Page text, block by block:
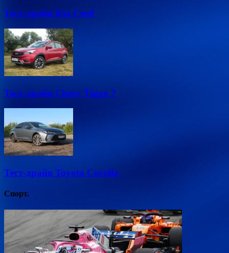
Тест-драйв Kia Ceed
Тест-драйв Chery Tiggo 7
Тест-драйв Toyota Corolla
Спорт.